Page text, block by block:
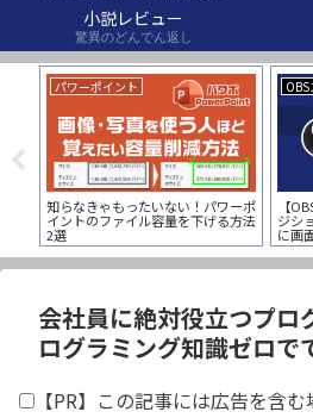
小説レビュー
驚異のどんでん返し
パワーポイント
知らなきゃもったいない！パワーポ
イントのファイル容量を下げる方法
2選
【
ジシ
に画
会社員に絶対役立つプロ
ログラミング知識ゼロで
【PR】この記事には広告を含む